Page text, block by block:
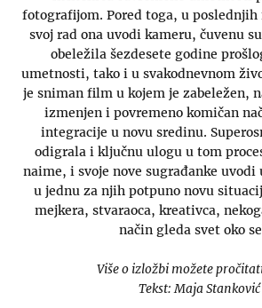
fotografijom. Pored toga, u
svoj rad ona uvodi kameru, čuvenu
obeležila šezdesete godine
umetnosti, tako i u svakodnevnom
je sniman film u kojem je zabeležen,
izmenjen i povremeno komičan
integracije u novu sredinu.
odigrala i ključnu ulogu u tom
naime, i svoje nove sugrađanke uvodi
u jednu za njih potpuno novu
mejkera, stvaraoca, kreativca,
način gleda svet oko
Više o izložbi možete
Tekst: Maja Stanković